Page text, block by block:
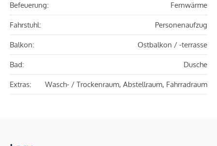
Befeuerung: Fernwärme
Fahrstuhl: Personenaufzug
Balkon: Ostbalkon / -terrasse
Bad: Dusche
Extras: Wasch- / Trockenraum, Abstellraum, Fahrradraum